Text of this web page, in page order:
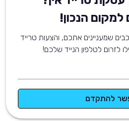
הנכון!
שמעניינים אתכם, והצעות טרייד
לזרום לטלפון הנייד שלכם!
להתקדם